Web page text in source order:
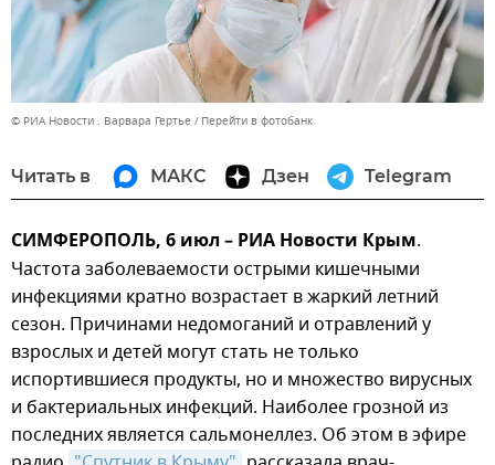
© РИА Новости . Варвара Гертье Перейти в фотобанк
Читать в МАКС Дзен Telegram
СИМФЕРОПОЛЬ, 6 июл – РИА Новости Крым.
Частота заболеваемости острыми кишечными
инфекциями кратно возрастает в жаркий летний
сезон. Причинами недомоганий и отравлений у
взрослых и детей могут стать не только
испортившиеся продукты, но и множество вирусных
и бактериальных инфекций. Наиболее грозной из
последних является сальмонеллез. Об этом в эфире